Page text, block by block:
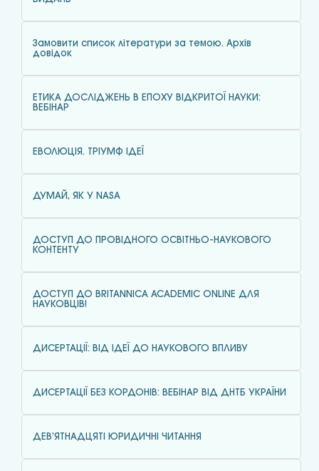
Замовити список літератури за темою. Архів
довідок
ЕТИКА ДОСЛІДЖЕНЬ В ЕПОХУ ВІДКРИТОЇ НАУКИ:
ВЕБІНАР
ЕВОЛЮЦІЯ. ТРІУМФ ІДЕЇ
ДУМАЙ, ЯК У NASA
ДОСТУП ДО ПРОВІДНОГО ОСВІТНЬО-НАУКОВОГО
КОНТЕНТУ
ДОСТУП ДО BRITANNICA ACADEMIC ONLINE ДЛЯ
НАУКОВЦІВ!
ДИСЕРТАЦІЇ: ВІД ІДЕЇ ДО НАУКОВОГО ВПЛИВУ
ДИСЕРТАЦІЇ БЕЗ КОРДОНІВ: ВЕБІНАР ВІД ДНТБ УКРАЇНИ
ДЕВ’ЯТНАДЦЯТІ ЮРИДИЧНІ ЧИТАННЯ